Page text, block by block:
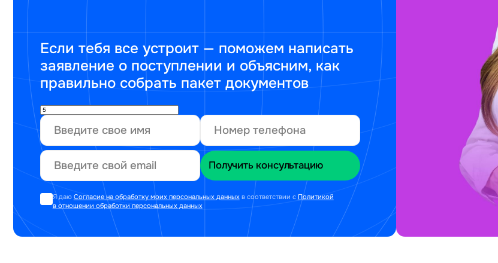
Если тебя все устроит — поможем написать
заявление о поступлении и объясним, как
правильно собрать пакет документов
Я даю Согласие на обработку моих персональных данныхв соответствии с Политикой
в отношении обработки персональных данных